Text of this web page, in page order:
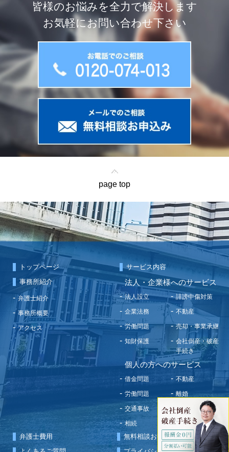
皆様のお悩みを全力で解決します
お気軽にお問い合わせ下さい
page top
トップページ
事務所紹介
弁護士紹介
事務所概要
アクセス
サービス内容
法人・企業様へのサービス
法人設立 誹謗中傷対策
企業法務 不動産
労働問題 売却・事業承継
知財保護
会社倒産・破産
手続き
個人の方へのサービス
借金問題 不動産
労働問題 離婚
交通事故 刑事事件
相続 その他
弁護士費用
無料相談お申込み